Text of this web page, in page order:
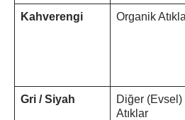
Kahverengi Organik
Gri / Siyah
Diğer (Evsel)
Atıklar